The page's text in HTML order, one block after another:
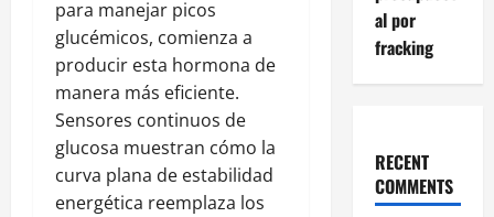
para manejar picos
glucémicos, comienza a
producir esta hormona de
manera más eficiente.
Sensores continuos de
glucosa muestran cómo la
curva plana de estabilidad
energética reemplaza los
al por
fracking
RECENT
COMMENTS